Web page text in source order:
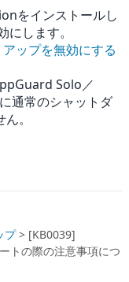
をインストールし
します。
ップを無効にする
Solo／
通常のシャットダ
。
プ> [KB0039]
トの際の注意事項につ